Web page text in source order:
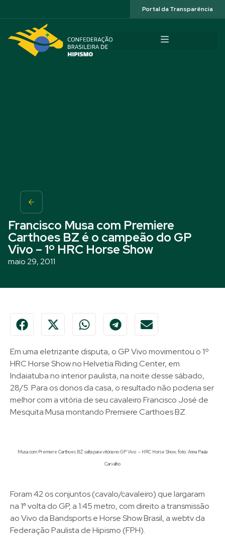
Portal da Transparência
Francisco Musa com Premiere
Carthoes BZ é o campeão do GP
Vivo – 1º HRC Horse Show
maio 29, 2011
Em uma eletrizante disputa, o GP Vivo movimentou o 1º
HRC Horse Show no Helvetia Riding Center, em
Indaiatuba no interior paulista, na noite desse sábado,
28/5. Para os donos da casa, o resultado não poderia ser
melhor com a vitória de seu cavaleiro Francisco José de
Mesquita Musa montando Premiere Carthoes BZ.
Musa com Premiere Carthoes BZ salta para vitória no GP Vivo – HRC Horse Show; foto: Anna Paula
Carvalho
Foram 42 os conjuntos (cavalo/cavaleiro) que largaram
na 1ª volta do GP, a 1.45 metro, com direito a transmissão
ao Vivo da Bandsports e Horse Show Brasil, a webtv da
Federação Paulista de Hipismo (FPH).